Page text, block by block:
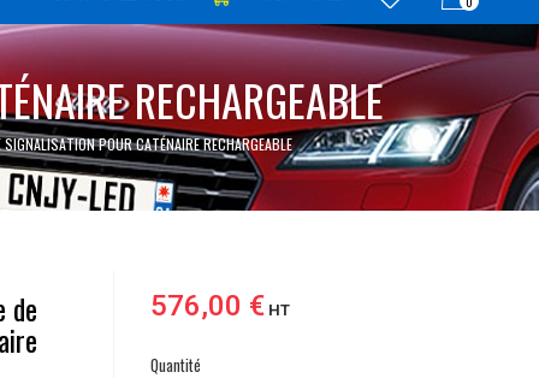
RECHARGEABLE
POUR CATÉNAIRE RECHARGEABLE
de 576,00 €HT
Quantité